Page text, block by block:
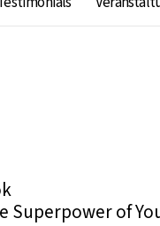
Superpower of